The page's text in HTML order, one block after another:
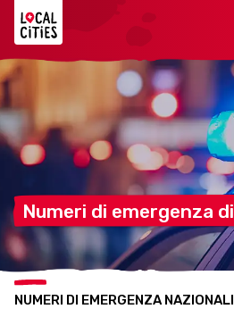
Numeri di emergenza di
NUMERI DI EMERGENZA NAZIONALI